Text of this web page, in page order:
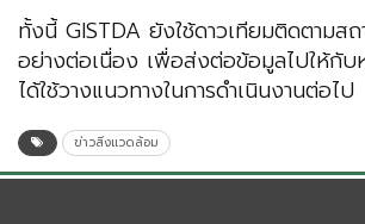
ทั้งนี้ GISTDA ยังใช้ดาวเทียมติดตามส
อย่างต่อเนื่อง เพื่อส่งต่อข้อมูลไปให้กั
ได้ใช้วางแนวทางในการดำเนินงานต่อไป
ข่าวสิ่งแวดล้อม